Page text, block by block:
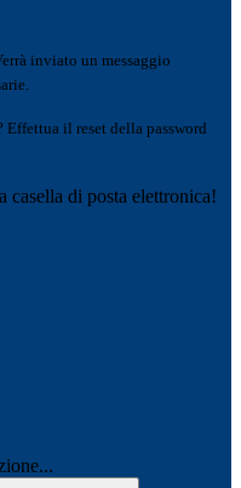
inviato un messaggio
Effettua il reset della password
casella di posta elettronica!